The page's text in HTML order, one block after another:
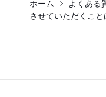
ホーム よくある
させていただくこと